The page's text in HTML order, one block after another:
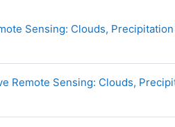
Sensing: Clouds, Precipitation
Remote Sensing: Clouds,